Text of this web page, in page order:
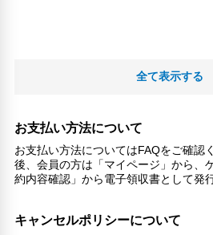
全て表示する
お支払い方法について
お支払い方法についてはFAQをご確認
後、会員の方は「マイページ」から、
約内容確認」から電子領収書として発
キャンセルポリシーについて